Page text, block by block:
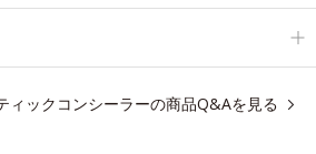
フィクサー成分*2配合=肌なじみ・密着性
ィックコンシーラーの商品Q&Aを見る